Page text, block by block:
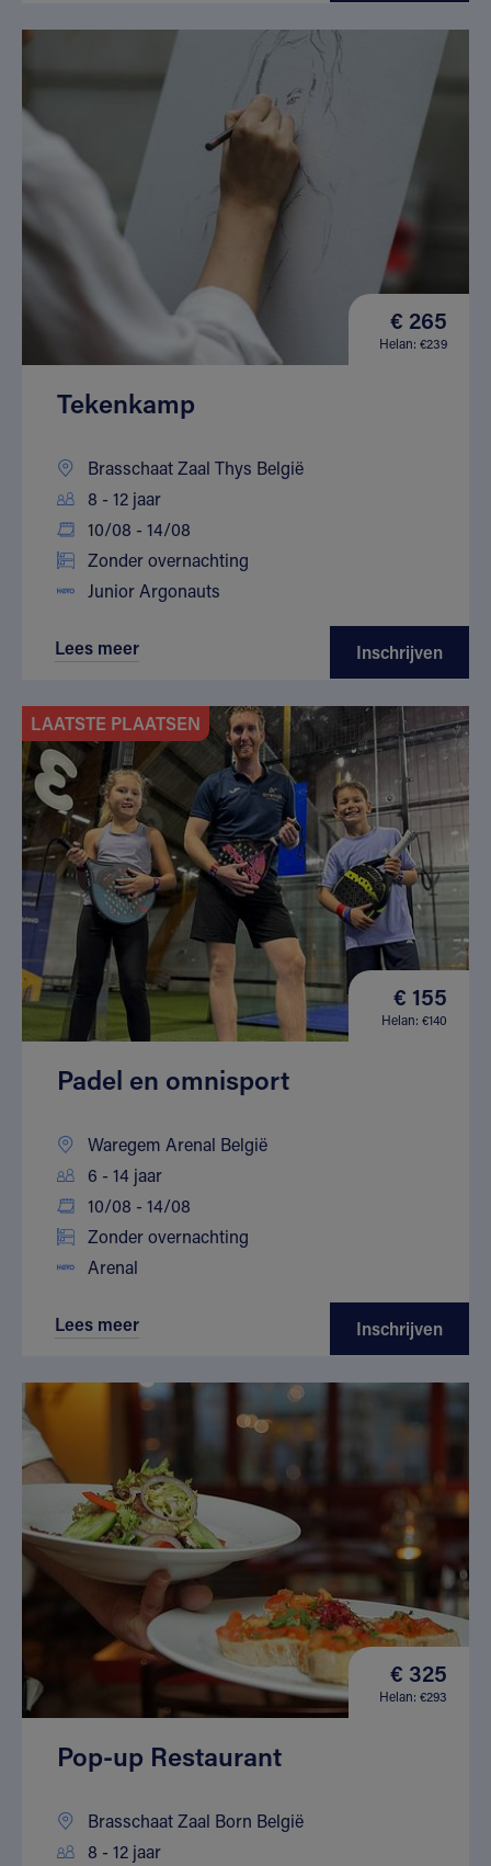
€ 265
Helan: €239
Tekenkamp
Brasschaat Zaal Thys België
8 - 12 jaar
10/08 - 14/08
Zonder overnachting
Junior Argonauts
Lees meer Inschrijven
LAATSTE PLAATSEN
€ 155
Helan: €140
Padel en omnisport
Waregem Arenal België
6 - 14 jaar
10/08 - 14/08
Zonder overnachting
Arenal
Lees meer Inschrijven
€ 325
Helan: €293
Pop-up Restaurant
Brasschaat Zaal Born België
8 - 12 jaar